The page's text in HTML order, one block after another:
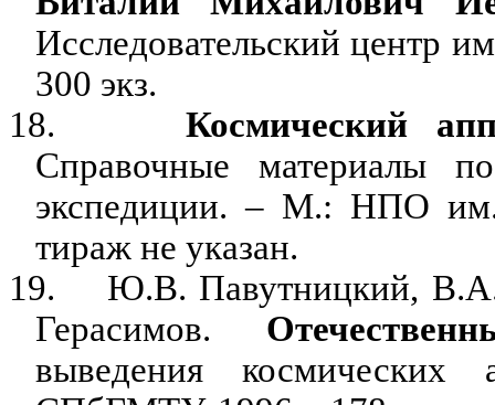
Исследовательский центр
300 экз.
18.
Космический
Справочные материалы
экспедиции. – М.: НПО
тираж не указан.
19.
Ю.В. Павутницкий,
Герасимов.
выведения